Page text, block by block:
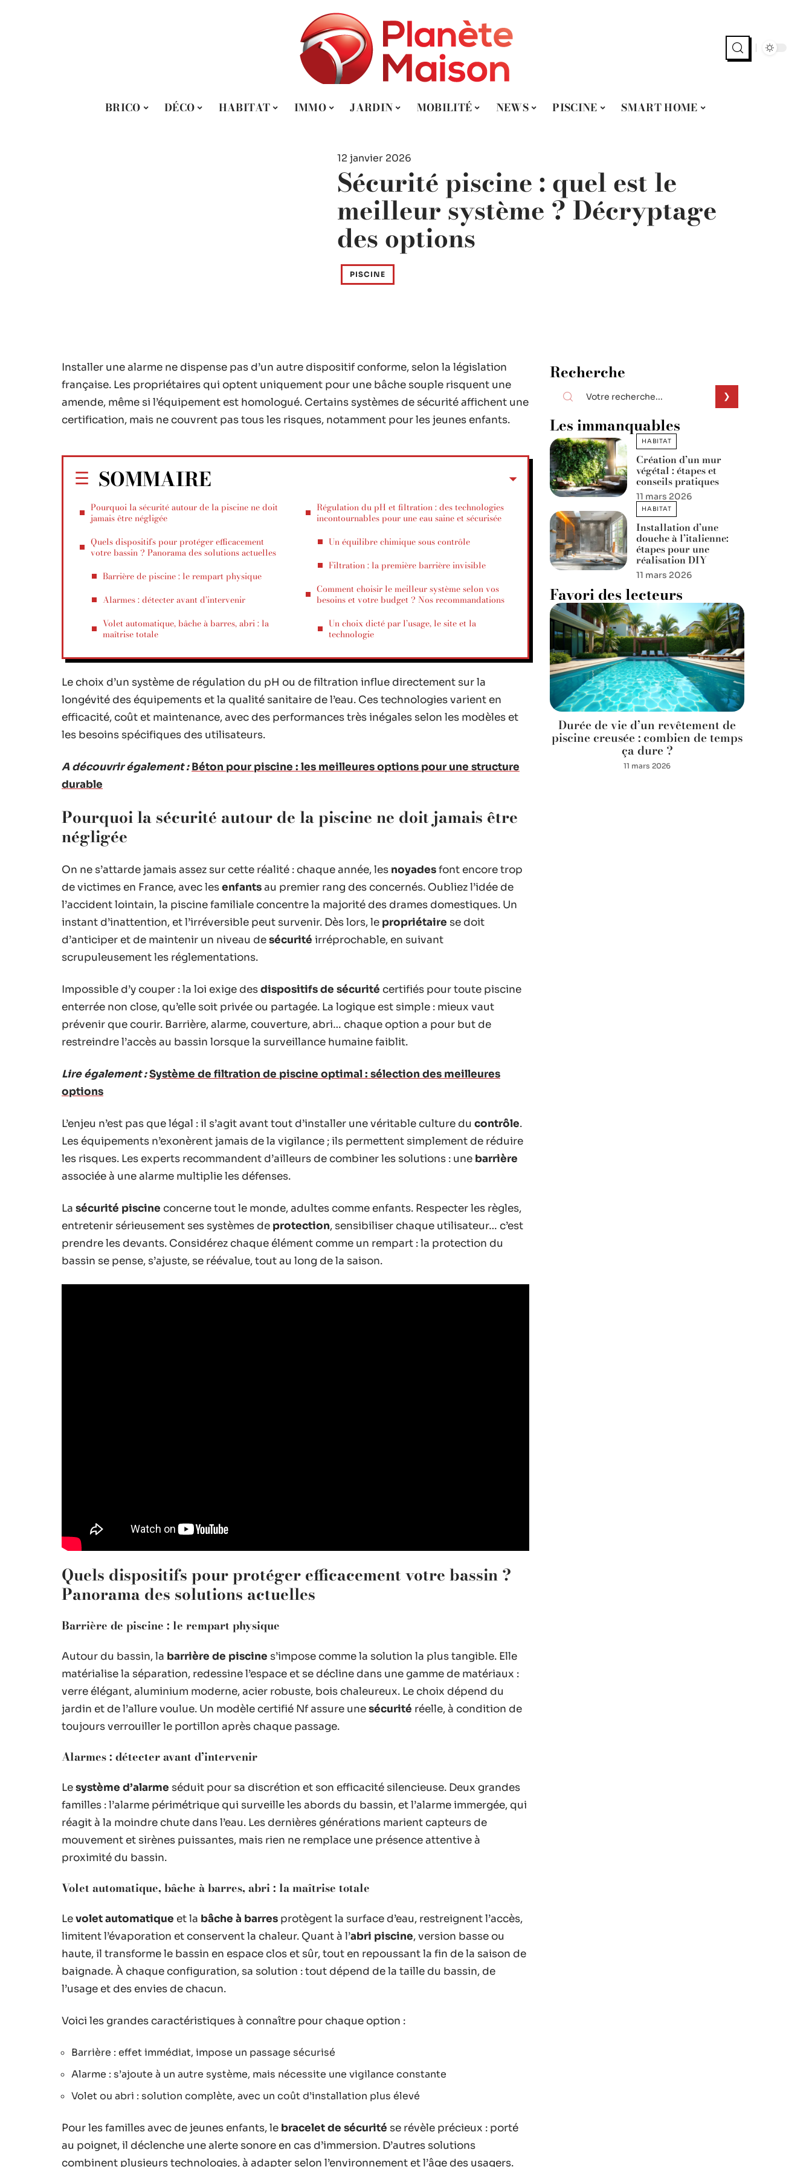
BRICO DÉCO HABITAT IMMO JARDIN MOBILITÉ NEWS PISCINE SMART HOME
12 janvier 2026
Sécurité piscine : quel est le
meilleur système ? Décryptage
des options
PISCINE
Installer une alarme ne dispense pas d’un autre dispositif conforme, selon la législation
française. Les propriétaires qui optent uniquement pour une bâche souple risquent une
amende, même si l’équipement est homologué. Certains systèmes de sécurité affichent une
certification, mais ne couvrent pas tous les risques, notamment pour les jeunes enfants.
SOMMAIRE
Pourquoi la sécurité autour de la piscine ne doit
jamais être négligée
Quels dispositifs pour protéger efficacement
votre bassin ? Panorama des solutions actuelles
Barrière de piscine : le rempart physique
Alarmes : détecter avant d’intervenir
Volet automatique, bâche à barres, abri : la
maîtrise totale
Régulation du pH et filtration : des technologies
incontournables pour une eau saine et sécurisée
Un équilibre chimique sous contrôle
Filtration : la première barrière invisible
Comment choisir le meilleur système selon vos
besoins et votre budget ? Nos recommandations
Un choix dicté par l’usage, le site et la
technologie
Le choix d’un système de régulation du pH ou de filtration influe directement sur la
longévité des équipements et la qualité sanitaire de l’eau. Ces technologies varient en
efficacité, coût et maintenance, avec des performances très inégales selon les modèles et
les besoins spécifiques des utilisateurs.
A découvrir également : Béton pour piscine : les meilleures options pour une structure
durable
Pourquoi la sécurité autour de la piscine ne doit jamais être
négligée
On ne s’attarde jamais assez sur cette réalité : chaque année, les noyadesfont encore trop
de victimes en France, avec lesenfantsau premier rang des concernés. Oubliez l’idée de
l’accident lointain, la piscine familiale concentre la majorité des drames domestiques. Un
instant d’inattention, et l’irréversible peut survenir. Dès lors, le propriétaire se doit
d’anticiper et de maintenir un niveau desécurité irréprochable, en suivant
scrupuleusement les réglementations.
Impossible d’y couper : la loi exige desdispositifs de sécurité certifiés pour toute piscine
enterrée non close, qu’elle soit privée ou partagée. La logique est simple : mieux vaut
prévenir que courir. Barrière, alarme, couverture, abri… chaque option a pour but de
restreindre l’accès au bassin lorsque la surveillance humaine faiblit.
Lire également :Système de filtration de piscine optimal : sélection des meilleures
options
L’enjeu n’est pas que légal : il s’agit avant tout d’installer une véritable culture du contrôle.
Les équipements n’exonèrent jamais de la vigilance ; ils permettent simplement de réduire
les risques. Les experts recommandent d’ailleurs de combiner les solutions : une barrière
associée à une alarme multiplie les défenses.
La sécurité piscine concerne tout le monde, adultes comme enfants. Respecter les règles,
entretenir sérieusement ses systèmes de protection, sensibiliser chaque utilisateur… c’est
prendre les devants. Considérez chaque élément comme un rempart : la protection du
bassin se pense, s’ajuste, se réévalue, tout au long de la saison.
Quels dispositifs pour protéger efficacement votre bassin ?
Panorama des solutions actuelles
Barrière de piscine : le rempart physique
Autour du bassin, la barrière de piscine s’impose comme la solution la plus tangible. Elle
matérialise la séparation, redessine l’espace et se décline dans une gamme de matériaux :
verre élégant, aluminium moderne, acier robuste, bois chaleureux. Le choix dépend du
jardin et de l’allure voulue. Un modèle certifié Nf assure unesécurité réelle, à condition de
toujours verrouiller le portillon après chaque passage.
Alarmes : détecter avant d’intervenir
Lesystème d’alarme séduit pour sa discrétion et son efficacité silencieuse. Deux grandes
familles : l’alarme périmétrique qui surveille les abords du bassin, et l’alarme immergée, qui
réagit à la moindre chute dans l’eau. Les dernières générations marient capteurs de
mouvement et sirènes puissantes, mais rien ne remplace une présence attentive à
proximité du bassin.
Volet automatique, bâche à barres, abri : la maîtrise totale
Levolet automatique et la bâche à barres protègent la surface d’eau, restreignent l’accès,
limitent l’évaporation et conservent la chaleur. Quant à l’abri piscine, version basse ou
haute, il transforme le bassin en espace clos et sûr, tout en repoussant la fin de la saison de
baignade. À chaque configuration, sa solution : tout dépend de la taille du bassin, de
l’usage et des envies de chacun.
Voici les grandes caractéristiques à connaître pour chaque option :
Barrière : effet immédiat, impose un passage sécurisé
Alarme : s’ajoute à un autre système, mais nécessite une vigilance constante
Volet ou abri : solution complète, avec un coût d’installation plus élevé
Pour les familles avec de jeunes enfants, le bracelet de sécurité se révèle précieux : porté
au poignet, il déclenche une alerte sonore en cas d’immersion. D’autres solutions
combinent plusieurs technologies, à adapter selon l’environnement et l’âge des usagers.
Recherche
Les immanquables
HABITAT
Création d’un mur
végétal : étapes et
conseils pratiques
11 mars 2026
HABITAT
Installation d’une
douche à l’italienne:
étapes pour une
réalisation DIY
11 mars 2026
Favori des lecteurs
Durée de vie d’un revêtement de
piscine creusée : combien de temps
ça dure ?
11 mars 2026